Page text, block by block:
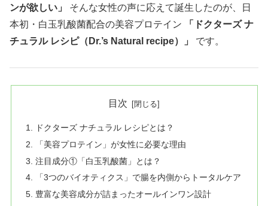
ンが欲しい」
そんな女性の声に応えて誕生したのが、日
本初・白玉乳酸菌配合の美容プロテイン
「ドクターズ ナ
チュラル レシピ（Dr.’s Natural recipe）」
です。
目次
ドクターズ ナチュラル レシピとは？
「美容プロテイン」が女性に必要な理由
注目成分①「白玉乳酸菌」とは？
「3つのバイオティクス」で腸を内側からトータルケア
豊富な美容成分が詰まったオールインワン設計